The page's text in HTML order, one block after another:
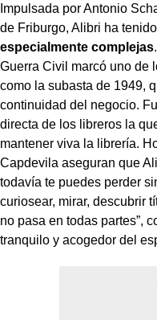
Impulsada por Antonio
de Friburgo, Alibri ha
especialmente complejas
Guerra Civil marcó uno de
como la subasta de 1949,
continuidad del negocio.
directa de los libreros la
mantener viva la librería.
Capdevila aseguran que
todavía te puedes perder
curiosear, mirar, descubrir
no pasa en todas partes”,
tranquilo y acogedor del